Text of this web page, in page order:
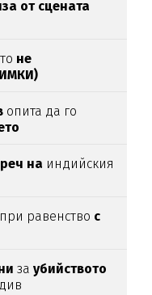
от сцената
не
опита да го
на индийския
при равенство с
за убийството